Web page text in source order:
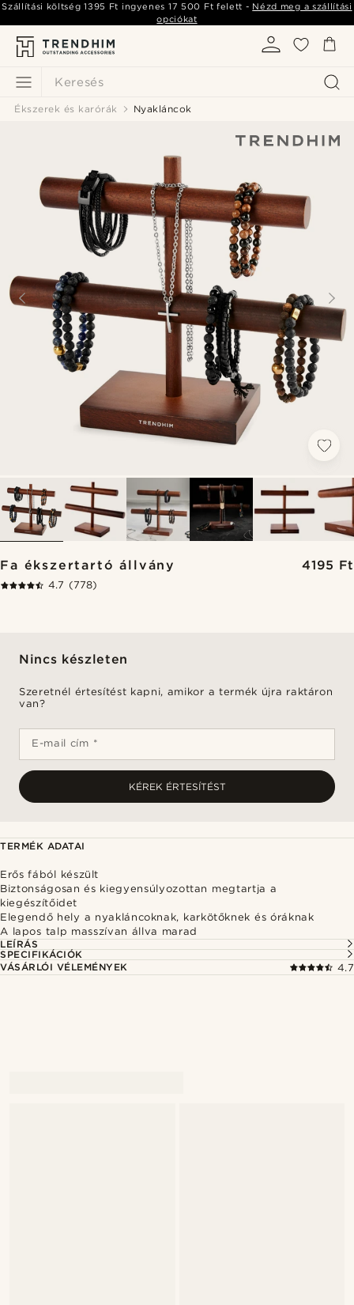
Keresés
Szállítási költség1395 Ft ingyenes 17 500 Ft felett - Nézd meg a szállítási
opciókat
Ékszerek és karórák Nyakláncok
Fa ékszertartó állvány 4195 Ft
4.7 (778)
Nincs készleten
Szeretnél értesítést kapni, amikor a termék újra raktáron
van?
E-mail cím *
KÉREK ÉRTESÍTÉST
TERMÉK ADATAI
Erős fából készült
Biztonságosan és kiegyensúlyozottan megtartja a
kiegészítőidet
Elegendő hely a nyakláncoknak, karkötőknek és óráknak
A lapos talp masszívan állva marad
LEÍRÁS
SPECIFIKÁCIÓK
VÁSÁRLÓI VÉLEMÉNYEK
4.7